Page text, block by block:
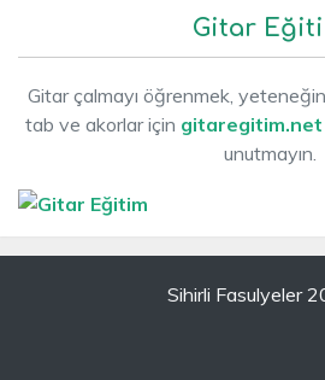
Gitar
Gitar çalmayı öğrenmek,
tab ve akorlar için gitaregitim.net
unutmayın.
Sihirli Fasulyeler